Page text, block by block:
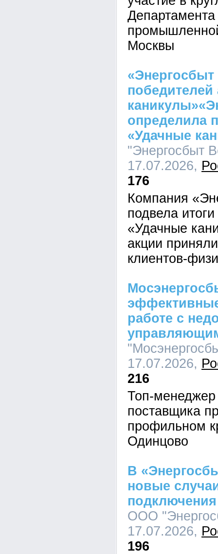
Москвы
определила
«Удачные
"Энергосбыт
17.07.2026,
176
Компания
подвела
«Удачные
акции
клиентов-
работе с
17.07.2026,
216
Топ-менеджер
поставщика
профильном
Одинцово
В
новые
ООО
17.07.2026,
196